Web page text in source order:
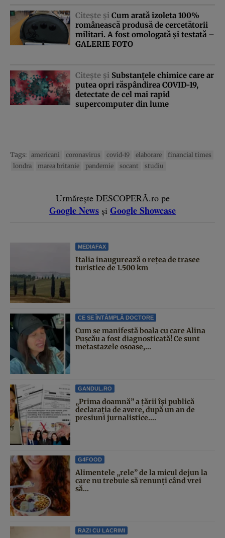
Citeşte şi Cum arată izoleta 100%
românească produsă de cercetătorii
militari. A fost omologată şi testată –
GALERIE FOTO
Citeşte şi Substanţele chimice care ar
putea opri răspândirea COVID-19,
detectate de cel mai rapid
supercomputer din lume
Tags: americani coronavirus covid-19 elaborare
financial times
londra
marea britanie pandemie socant studiu
Urmărește DESCOPERĂ.ro pe
Google News și Google Showcase
MEDIAFAX
Italia inaugurează o rețea de trasee
turistice de 1.500 km
CE SE ÎNTÂMPLĂ DOCTORE
Cum se manifestă boala cu care Alina
Pușcău a fost diagnosticată! Ce sunt
metastazele osoase,...
GANDUL.RO
„Prima doamnă” a țării își publică
declarația de avere, după un an de
presiuni jurnalistice....
G4FOOD
Alimentele „rele” de la micul dejun la
care nu trebuie să renunți când vrei
să...
RAZI CU LACRIMI